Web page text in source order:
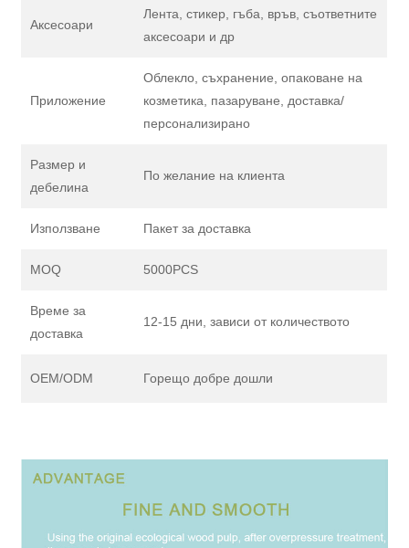
Аксесоари
Лента, стикер, гъба, връв, съответните
аксесоари и др
Приложение
Облекло, съхранение, опаковане на
козметика, пазаруване, доставка/
персонализирано
Размер и
дебелина
По желание на клиента
Използване Пакет за доставка
MOQ 5000PCS
Време за
доставка
12-15 дни, зависи от количеството
OEM/ODM Горещо добре дошли